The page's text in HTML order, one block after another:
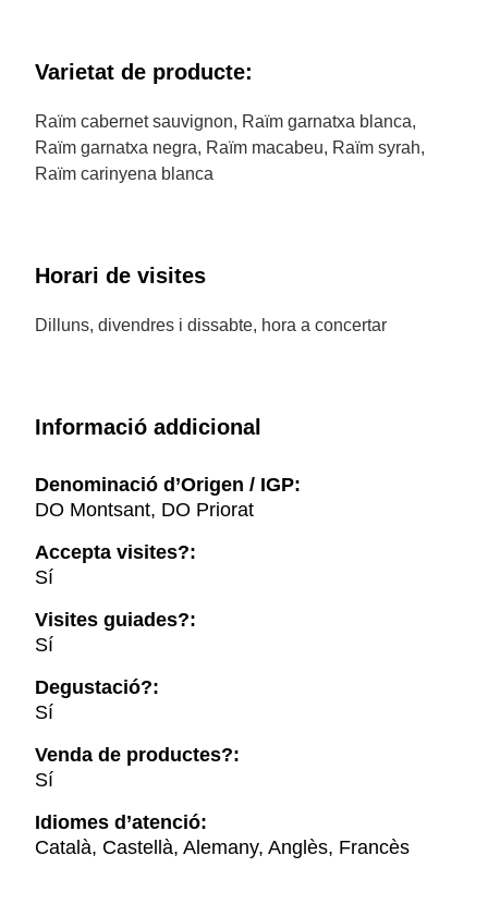
Varietat de producte:
Raïm cabernet sauvignon, Raïm garnatxa blanca,
Raïm garnatxa negra, Raïm macabeu, Raïm syrah,
Raïm carinyena blanca
Horari de visites
Dilluns, divendres i dissabte, hora a concertar
Informació addicional
Denominació d’Origen / IGP:
DO Montsant, DO Priorat
Accepta visites?:
Sí
Visites guiades?:
Sí
Degustació?:
Sí
Venda de productes?:
Sí
Idiomes d’atenció:
Català, Castellà, Alemany, Anglès, Francès